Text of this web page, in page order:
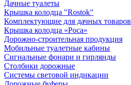
Дачные туалеты
Крышка колодца "Rostok"
Комплектующие для дачных товаров
Крышка колодца «Роса»
Дорожно-строительная продукция
Мобильные туалетные кабины
Сигнальные фонари и гирлянды
Столбики дорожные
Системы световой индикации